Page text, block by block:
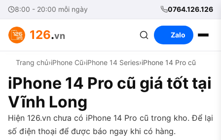
8:00 - 20:00 mỗi ngày 0764.126.126
126.vn Zalo
Trang chủ›iPhone Cũ›iPhone 14 Series›iPhone 14 Pro cũ
iPhone 14 Pro cũ giá tốt tại
Vĩnh Long
Hiện 126.vn chưa có iPhone 14 Pro cũ trong kho. Để lại
số điện thoại để được báo ngay khi có hàng.